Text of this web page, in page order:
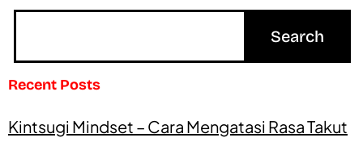
Recent Posts
Kintsugi Mindset – Cara Mengatasi Rasa Takut